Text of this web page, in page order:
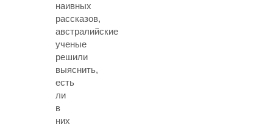
наивных
рассказов,
австралийские
ученые
решили
выяснить,
есть
ли
в
них